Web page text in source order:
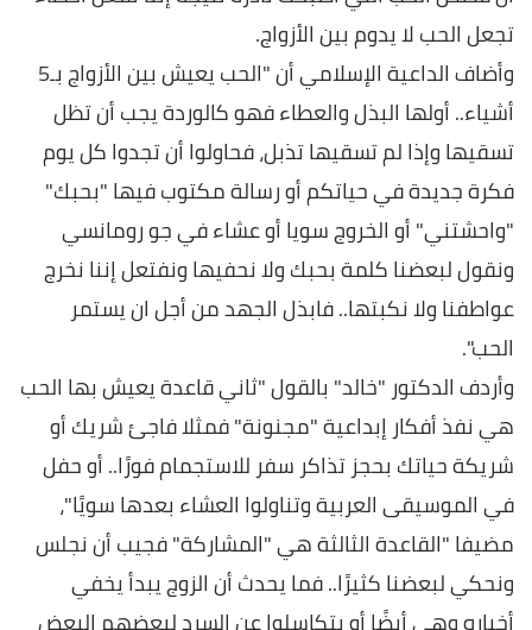
تجعل الحب لا يدوم بين الأزواج.
وأضاف الداعية الإسلامي أن "الحب يعيش بين الأزواج بـ5
أشياء.. أولها البذل والعطاء فهو كالوردة يجب أن تظل
تسقيها وإذا لم تسقيها تذبل، فحاولوا أن تجدوا كل يوم
فكرة جديدة في حياتكم أو رسالة مكتوب فيها "بحبك"
"واحشتني" أو الخروج سويا أو عشاء في جو رومانسي
ونقول لبعضنا كلمة بحبك ولا نحفيها ونفتعل إننا نخرج
عواطفنا ولا نكبتها.. فابذل الجهد من أجل ان يستمر
الحب".
وأردف الدكتور "خالد" بالقول "ثاني قاعدة يعيش بها الحب
هي نفذ أفكار إبداعية "مجنونة" فمثلا فاجئ شريك أو
شريكة حياتك بحجز تذاكر سفر للاستجمام فورًا.. أو حفل
في الموسيقى العربية وتناولوا العشاء بعدها سويًا"،
مضيفا "القاعدة الثالثة هي "المشاركة" فجيب أن نجلس
ونحكي لبعضنا كثيرًا.. فما يحدث أن الزوج يبدأ يخفي